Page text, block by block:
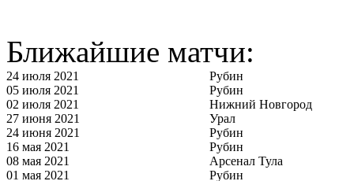
Ближайшие матчи:
24 июля 2021
Рубин
05 июля 2021
Рубин
02 июля 2021
Нижний Новгород
27 июня 2021
Урал
24 июня 2021
Рубин
16 мая 2021
Рубин
08 мая 2021
Арсенал Тула
01 мая 2021
Рубин